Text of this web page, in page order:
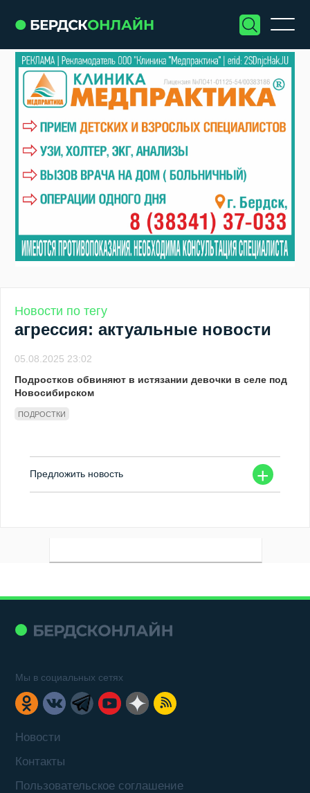
Новости по тегу
агрессия: актуальные новости
05.08.2025 23:02
Подростков обвиняют в истязании девочки в селе под
Новосибирском
ПОДРОСТКИ
+
Предложить новость
Новости
Контакты
Пользовательское соглашение
Мы в социальных сетях